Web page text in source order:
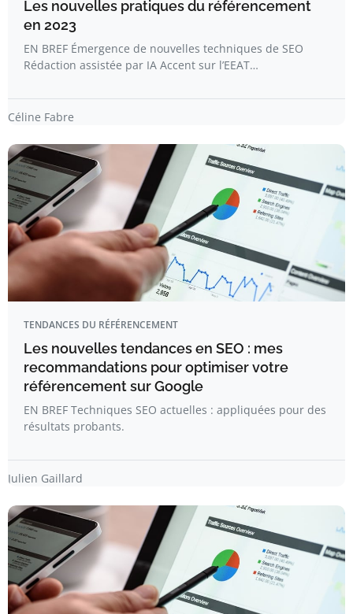
Les nouvelles pratiques du référencement
en 2023
EN BREF Émergence de nouvelles techniques de SEO
Rédaction assistée par IA Accent sur l’EEAT…
Céline Fabre
TENDANCES DU RÉFÉRENCEMENT
Les nouvelles tendances en SEO : mes
recommandations pour optimiser votre
référencement sur Google
EN BREF Techniques SEO actuelles : appliquées pour des
résultats probants.
Julien Gaillard